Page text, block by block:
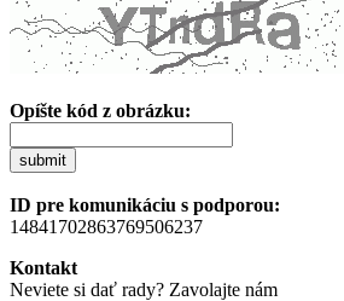
Opíšte kód z obrázku:
submit
ID pre komunikáciu s podporou:
14841702863769506237
Kontakt
Neviete si dať rady? Zavolajte nám